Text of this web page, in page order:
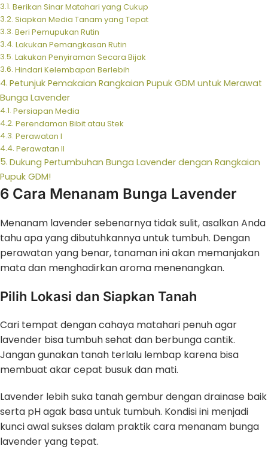
Berikan Sinar Matahari yang Cukup
Siapkan Media Tanam yang Tepat
Beri Pemupukan Rutin
Lakukan Pemangkasan Rutin
Lakukan Penyiraman Secara Bijak
Hindari Kelembapan Berlebih
Petunjuk Pemakaian Rangkaian Pupuk GDM untuk Merawat
Bunga Lavender
Persiapan Media
Perendaman Bibit atau Stek
Perawatan I
Perawatan II
Dukung Pertumbuhan Bunga Lavender dengan Rangkaian
Pupuk GDM!
6 Cara Menanam Bunga Lavender
Menanam lavender sebenarnya tidak sulit, asalkan Anda
tahu apa yang dibutuhkannya untuk tumbuh. Dengan
perawatan yang benar, tanaman ini akan memanjakan
mata dan menghadirkan aroma menenangkan.
Pilih Lokasi dan Siapkan Tanah
Cari tempat dengan cahaya matahari penuh agar
lavender bisa tumbuh sehat dan berbunga cantik.
Jangan gunakan tanah terlalu lembap karena bisa
membuat akar cepat busuk dan mati.
Lavender lebih suka tanah gembur dengan drainase baik
serta pH agak basa untuk tumbuh. Kondisi ini menjadi
kunci awal sukses dalam praktik cara menanam bunga
lavender yang tepat.